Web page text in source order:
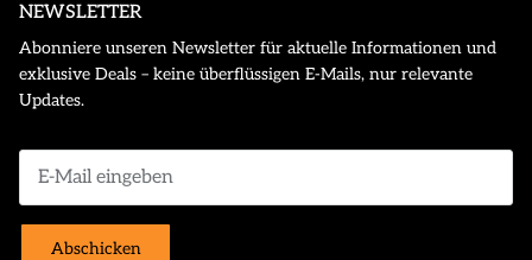
NEWSLETTER
Abonniere unseren Newsletter für aktuelle Informationen und
exklusive Deals – keine überflüssigen E-Mails, nur relevante
Updates.
Abschicken